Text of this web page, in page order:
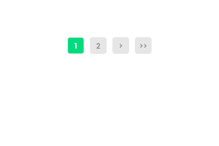
1 2 > >>